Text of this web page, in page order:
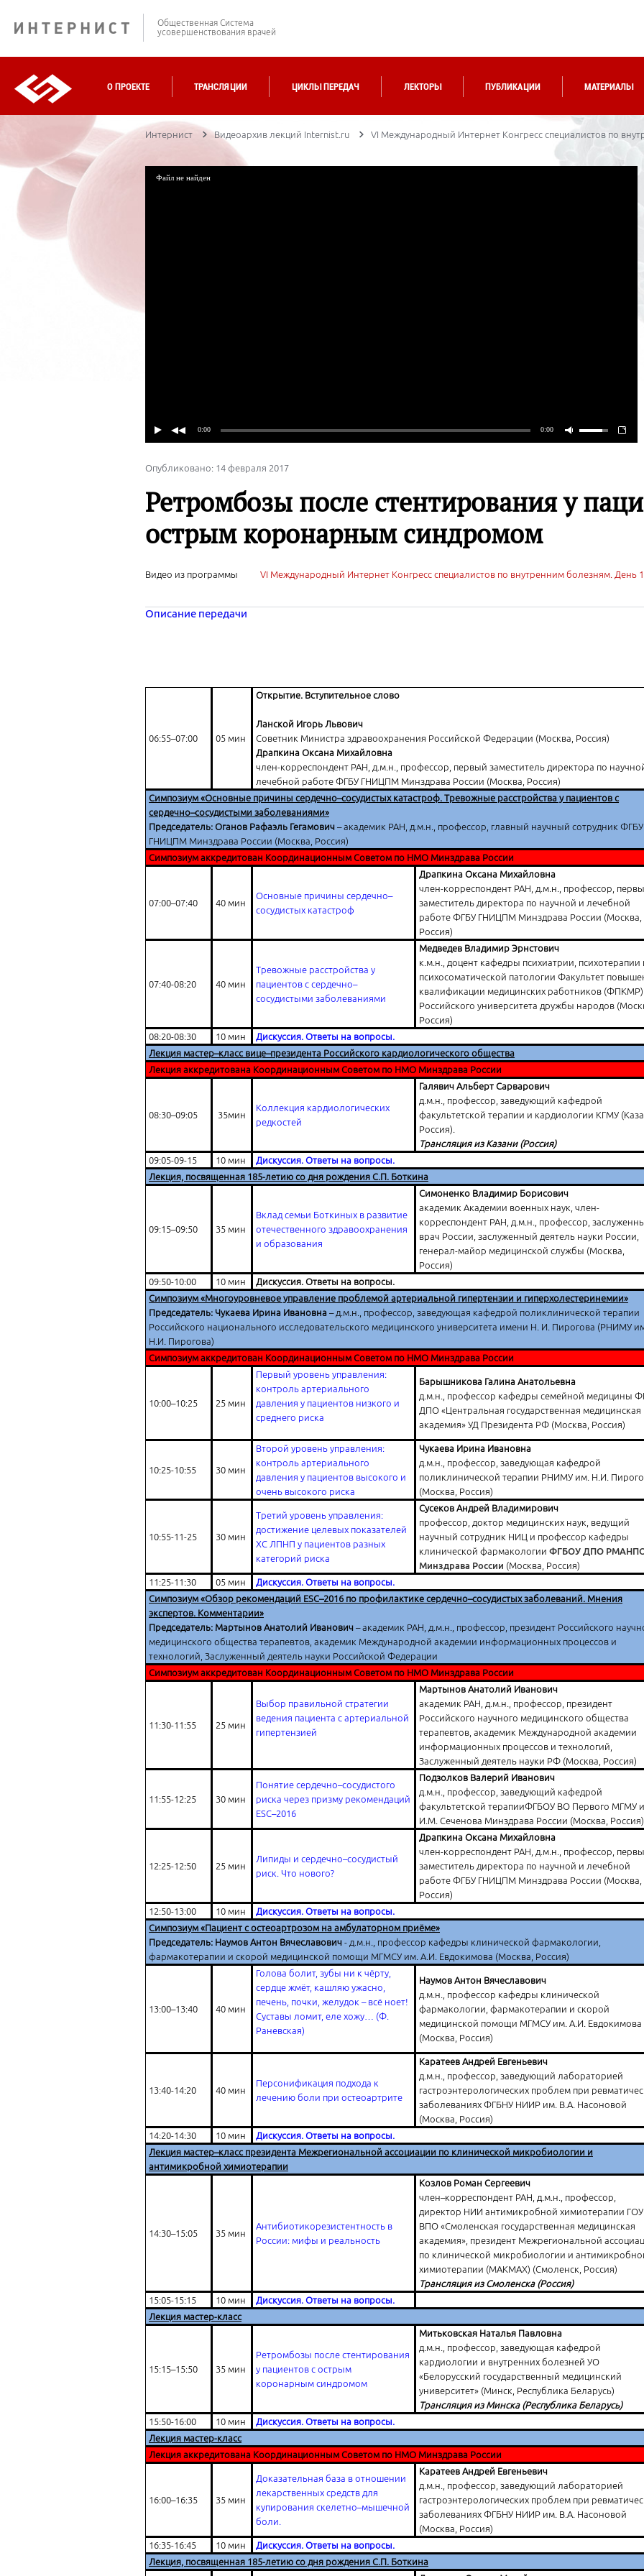
Общественная Система
усовершенствования врачей
О ПРОЕКТЕ ТРАНСЛЯЦИИ ЦИКЛЫ ПЕРЕДАЧ ЛЕКТОРЫ ПУБЛИКАЦИИ МАТЕРИАЛЫ
Интернист Видеоархив лекций Internist.ru VI Международный Интернет Конгресс специалистов по
Опубликовано: 14 февраля 2017
Ретромбозы после стентирования у
острым коронарным синдромом
Видео из программы VI Международный Интернет Конгресс специалистов по внутренним болезням. День 1
Описание передачи
06:55–07:00 05 мин
Открытие. Вступительное слово
Ланской Игорь Львович
Советник Министра здравоохранения Российской Федерации (Москва, Россия)
Драпкина Оксана Михайловна
член-корреспондент РАН, д.м.н., профессор, первый заместитель директора по
лечебной работе ФГБУ ГНИЦПМ Минздрава России (Москва, Россия)
Симпозиум «Основные причины сердечно–сосудистых катастроф. Тревожные расстройства у пациентов с
сердечно–сосудистыми заболеваниями»
Председатель: Оганов Рафаэль Гегамович – академик РАН, д.м.н., профессор, главный научный сотрудник ФГБУ
ГНИЦПМ Минздрава России (Москва, Россия)
Симпозиум аккредитован Координационным Советом по НМО Минздрава России
07:00–07:40 40 мин
Основные причины сердечно–
сосудистых катастроф
Драпкина Оксана Михайловна
член-корреспондент РАН, д.м.н., профессор,
заместитель директора по научной и лечебной
работе ФГБУ ГНИЦПМ Минздрава России (Москва,
Россия)
07:40-08:20 40 мин
Тревожные расстройства у
пациентов с сердечно–
сосудистыми заболеваниями
Медведев Владимир Эрнстович
к.м.н., доцент кафедры психиатрии, психотерапии
психосоматической патологии Факультет
квалификации медицинских работников (ФПКМР)
Российского университета дружбы народов
Россия)
08:20-08:30
10 мин
Дискуссия. Ответы на вопросы.
Лекция мастер–класс вице–президента Российского кардиологического общества
Лекция аккредитована Координационным Советом по НМО Минздрава России
08:30–09:05 35мин
Коллекция кардиологических
редкостей
Галявич Альберт Сарварович
д.м.н., профессор, заведующий кафедрой
факультетской терапии и кардиологии КГМУ
Россия).
Трансляция из Казани (Россия)
09:05-09-15
10 мин
Дискуссия. Ответы на вопросы.
Лекция, посвященная 185-летию со дня рождения С.П. Боткина
09:15–09:50 35 мин
Вклад семьи Боткиных в развитие
отечественного здравоохранения
и образования
Симоненко Владимир Борисович
академик Академии военных наук, член-
корреспондент РАН, д.м.н., профессор,
врач России, заслуженный деятель науки России,
генерал-майор медицинской службы (Москва,
Россия)
09:50-10:00
10 мин
Дискуссия. Ответы на вопросы.
Симпозиум «Многоуровневое управление проблемой артериальной гипертензии и гиперхолестеринемии»
Председатель: Чукаева Ирина Ивановна – д.м.н., профессор, заведующая кафедрой поликлинической терапии
Российского национального исследовательского медицинского университета имени Н. И. Пирогова (РНИМУ
Н.И. Пирогова)
Симпозиум аккредитован Координационным Советом по НМО Минздрава России
10:00–10:25 25 мин
Первый уровень управления:
контроль артериального
давления у пациентов низкого и
среднего риска
Барышникова Галина Анатольевна
д.м.н., профессор кафедры семейной медицины
ДПО «Центральная государственная медицинская
академия» УД Президента РФ (Москва, Россия)
10:25-10:55 30 мин
Второй уровень управления:
контроль артериального
давления у пациентов высокого и
очень высокого риска
Чукаева Ирина Ивановна
д.м.н., профессор, заведующая кафедрой
поликлинической терапии РНИМУ им. Н.И.
(Москва, Россия)
10:55-11-25 30 мин
Третий уровень управления:
достижение целевых показателей
ХС ЛПНП у пациентов разных
категорий риска
Сусеков Андрей Владимирович
профессор, доктор медицинских наук, ведущий
научный сотрудник НИЦ и профессор кафедры
клинической фармакологии ФГБОУ ДПО
Минздрава России (Москва, Россия)
11:25-11:30
05 мин
Дискуссия. Ответы на вопросы.
Симпозиум «Обзор рекомендаций ESC–2016 по профилактике сердечно–сосудистых заболеваний. Мнения
экспертов. Комментарии»
Председатель: Мартынов Анатолий Иванович – академик РАН, д.м.н., профессор, президент Российского
медицинского общества терапевтов, академик Международной академии информационных процессов и
технологий, Заслуженный деятель науки Российской Федерации
Симпозиум аккредитован Координационным Советом по НМО Минздрава России
11:30-11:55 25 мин
Выбор правильной стратегии
ведения пациента с артериальной
гипертензией
Мартынов Анатолий Иванович
академик РАН, д.м.н., профессор, президент
Российского научного медицинского общества
терапевтов, академик Международной академии
информационных процессов и технологий,
Заслуженный деятель науки РФ (Москва, Россия)
11:55-12:25 30 мин
Понятие сердечно–сосудистого
риска через призму рекомендаций
ESC–2016
Подзолков Валерий Иванович
д.м.н., профессор, заведующий кафедрой
факультетской терапииФГБОУ ВО Первого МГМУ
И.М. Сеченова Минздрава России (Москва, Россия)
12:25-12:50 25 мин
Липиды и сердечно–сосудистый
риск. Что нового?
Драпкина Оксана Михайловна
член-корреспондент РАН, д.м.н., профессор,
заместитель директора по научной и лечебной
работе ФГБУ ГНИЦПМ Минздрава России (Москва,
Россия)
12:50-13:00
10 мин
Дискуссия. Ответы на вопросы.
Симпозиум «Пациент с остеоартрозом на амбулаторном приёме»
Председатель: Наумов Антон Вячеславович - д.м.н., профессор кафедры клинической фармакологии,
фармакотерапии и скорой медицинской помощи МГМСУ им. А.И. Евдокимова (Москва, Россия)
13:00–13:40 40 мин
Голова болит, зубы ни к чёрту,
сердце жмёт, кашляю ужасно,
печень, почки, желудок – всё ноет!
Суставы ломит, еле хожу… (Ф.
Раневская)
Наумов Антон Вячеславович
д.м.н., профессор кафедры клинической
фармакологии, фармакотерапии и скорой
медицинской помощи МГМСУ им. А.И. Евдокимова
(Москва, Россия)
13:40-14:20 40 мин
Персонификация подхода к
лечению боли при остеоартрите
Каратеев Андрей Евгеньевич
д.м.н., профессор, заведующий лабораторией
гастроэнтерологических проблем при
заболеваниях ФГБНУ НИИР им. В.А. Насоновой
(Москва, Россия)
14:20-14:30
10 мин
Дискуссия. Ответы на вопросы.
Лекция мастер–класс президента Межрегиональной ассоциации по клинической микробиологии и
антимикробной химиотерапии
14:30–15:05 35 мин
Антибиотикорезистентность в
России: мифы и реальность
Козлов Роман Сергеевич
член–корреспондент РАН, д.м.н., профессор,
директор НИИ антимикробной химиотерапии ГОУ
ВПО «Смоленская государственная медицинская
академия», президент Межрегиональной
по клинической микробиологии и
химиотерапии (МАКМАХ) (Смоленск, Россия)
Трансляция из Смоленска (Россия)
15:05-15:15
10 мин
Дискуссия. Ответы на вопросы.
Лекция мастер-класс
15:15–15:50 35 мин
Ретромбозы после стентирования
у пациентов с острым
коронарным синдромом
Митьковская Наталья Павловна
д.м.н., профессор, заведующая кафедрой
кардиологии и внутренних болезней УО
«Белорусский государственный медицинский
университет» (Минск, Республика Беларусь)
Трансляция из Минска (Республика Беларусь)
15:50-16:00
10 мин
Дискуссия. Ответы на вопросы.
Лекция мастер-класс
Лекция аккредитована Координационным Советом по НМО Минздрава России
16:00–16:35 35 мин
Доказательная база в отношении
лекарственных средств для
купирования скелетно–мышечной
боли.
Каратеев Андрей Евгеньевич
д.м.н., профессор, заведующий лабораторией
гастроэнтерологических проблем при
заболеваниях ФГБНУ НИИР им. В.А. Насоновой
(Москва, Россия)
16:35-16:45
10 мин
Дискуссия. Ответы на вопросы.
Лекция, посвященная 185-летию со дня рождения С.П. Боткина